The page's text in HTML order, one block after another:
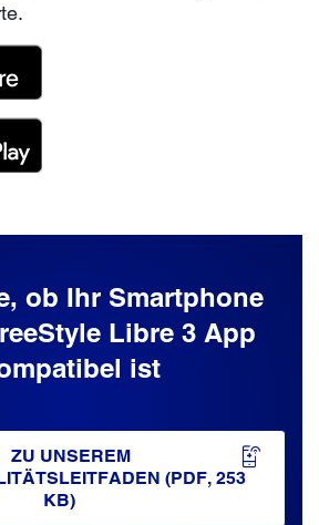
ob Ihr Smartphone
Libre 3 App
ist
ZU UNSEREM
(PDF, 253
KB)